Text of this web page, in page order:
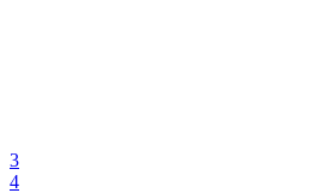
3
4